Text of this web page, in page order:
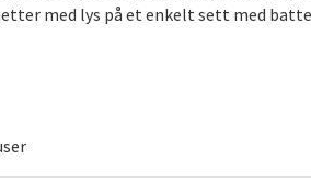
med lys på et enkelt sett med